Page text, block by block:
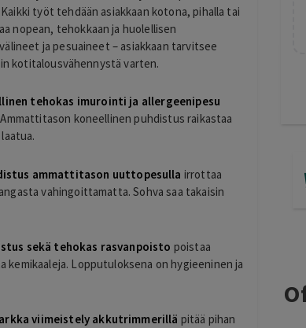
työt tehdään asiakkaan kotona, pihalla tai
nopean, tehokkaan ja huolellisen
ja pesuaineet – asiakkaan tarvitsee
kotitalousvähennystä varten.
tehokas imurointi ja allergeenipesu
koneellinen puhdistus raikastaa
ammattitason uuttopesulla irrottaa
vahingoittamatta. Sohva saa takaisin
sekä tehokas rasvanpoisto poistaa
Lopputuloksena on hygieeninen ja
viimeistely akkutrimmerillä pitää pihan